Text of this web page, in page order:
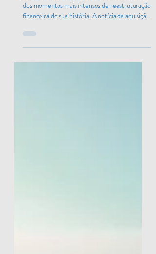
rumores sobre a BioWare
A indústria global de jogos eletrônicos vive um
dos momentos mais intensos de reestruturação
bilhões (aproximadamente US$ 55 bilhões)